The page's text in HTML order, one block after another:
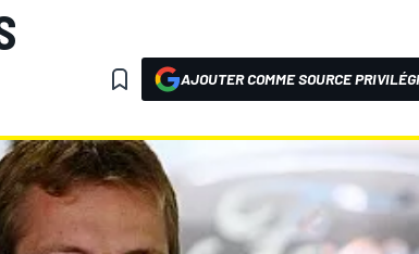
AJOUTER COMME SOURCE